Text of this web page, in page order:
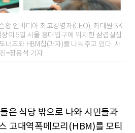
황 엔비디아 최고경영자(CEO), 최태원 SK
이 5일 서울 홍대입구에 위치한 삼겹살집
너츠와 HBM칩(과자)를 나눠주고 있다. 사
진=장용석 기자
은 식당 밖으로 나와 시민들과
고대역폭메모리(HBM)를 모티